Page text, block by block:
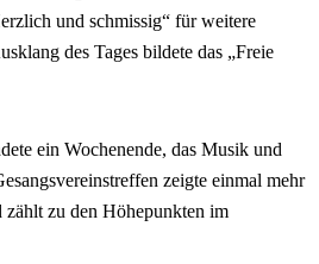
und schmissig“ für weitere
des Tages bildete das „Freie
ein Wochenende, das Musik und
zeigte einmal mehr
zu den Höhepunkten im